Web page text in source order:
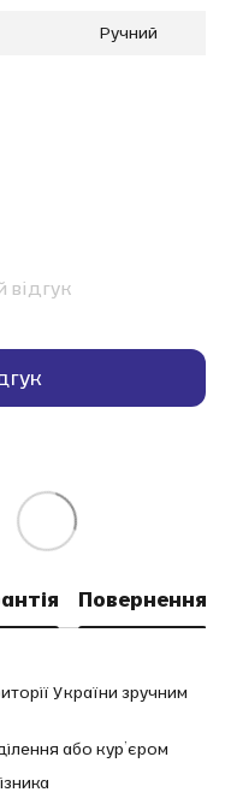
Ручний
Повернення
України зручним
або кур’єром